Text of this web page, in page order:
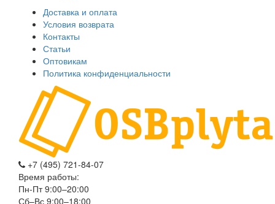
Доставка и оплата
Условия возврата
Контакты
Статьи
Оптовикам
Политика конфиденциальности
+7 (495) 721-84-07
Время работы:
Пн-Пт 9:00–20:00
Сб–Вс 9:00–18:00